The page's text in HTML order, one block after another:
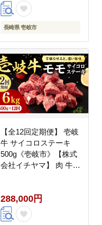
長崎県 壱岐市
【全12回定期便】 壱岐
牛 サイコロステーキ
500g《壱岐市》【株式
会社イチヤマ】 肉 牛肉
300000円 30万円
288,000円